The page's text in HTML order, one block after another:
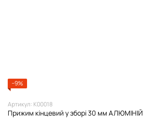
−9%
Артикул: К00018
Прижим кінцевий у зборі 30 мм АЛЮМІНІЙ